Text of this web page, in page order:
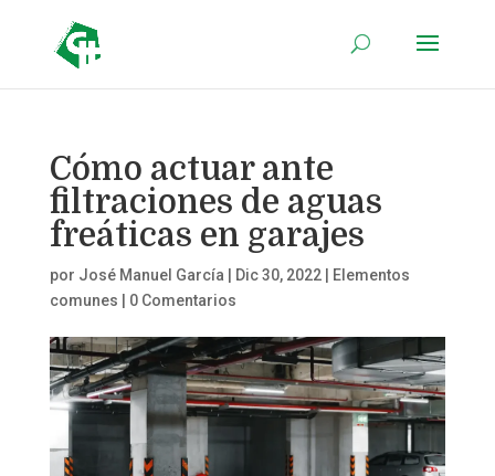
Cómo actuar ante
filtraciones de aguas
freáticas en garajes
por José Manuel García Dic 30, 2022|
Elementos
comunes
0 Comentarios